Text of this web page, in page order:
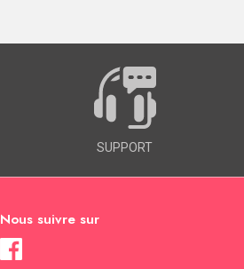
SUPPORT
Nous suivre sur